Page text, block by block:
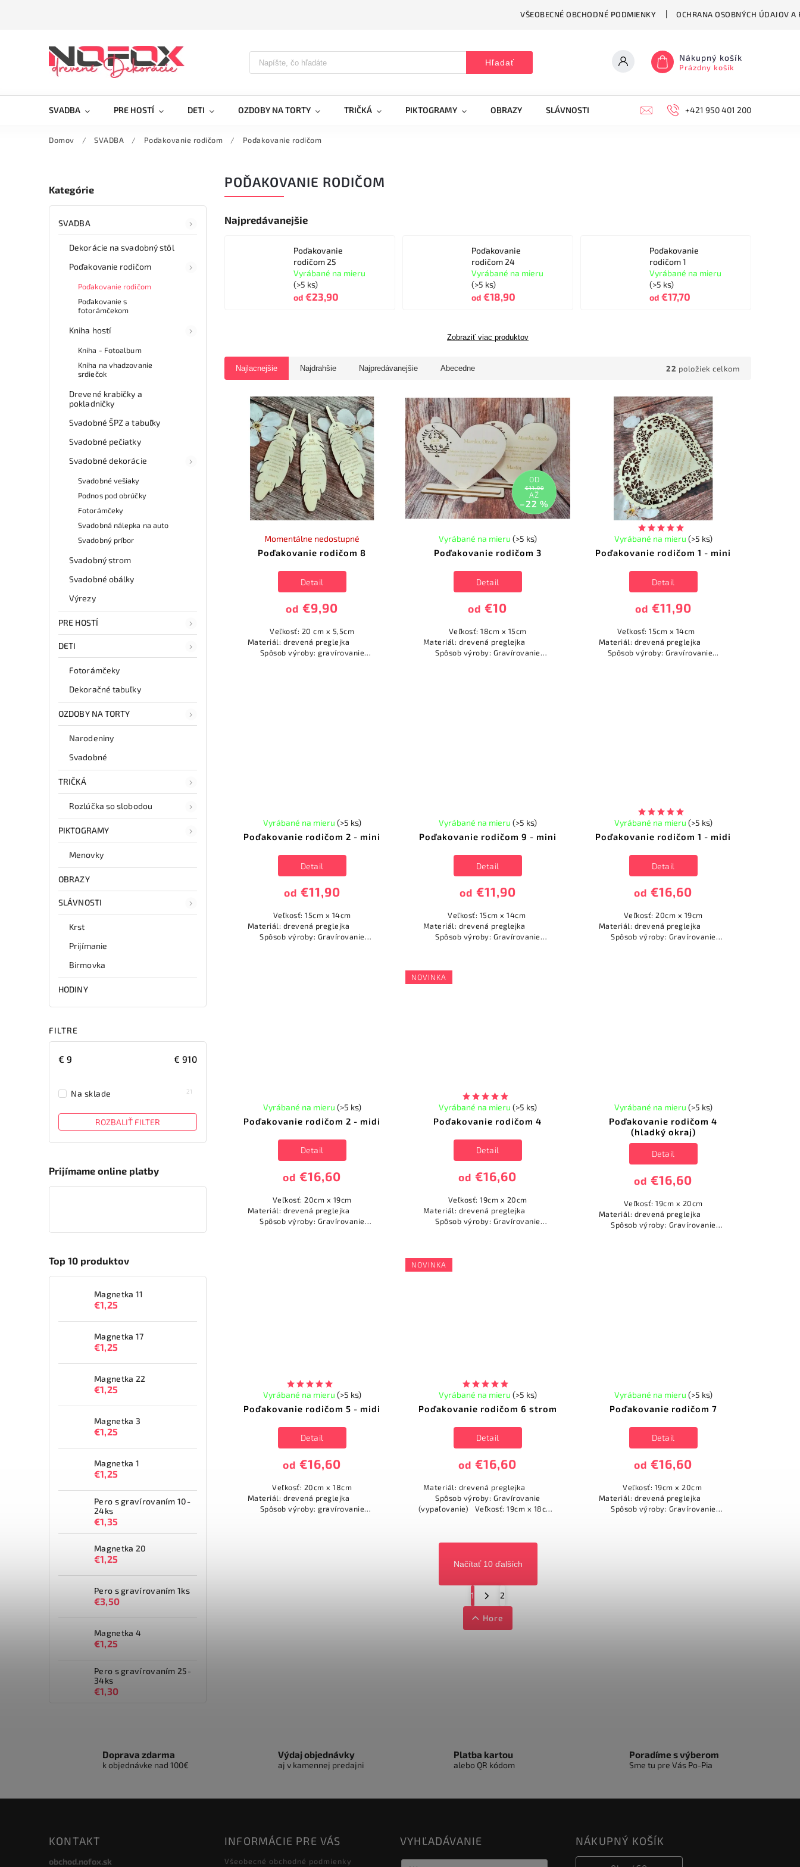
VŠEOBECNÉ OBCHODNÉ PODMIENKY OCHRANA OSOBNÝCH ÚDAJOV A
Hľadať Nákupný košík
Prázdny košík
SVADBA PRE HOSTÍ DETI OZDOBY NA TORTY TRIČKÁ PIKTOGRAMY OBRAZY SLÁVNOSTI HODINY KONTAKT VŠEOBECNÉ
+421 950 401 200
Domov / SVADBA / Poďakovanie rodičom / Poďakovanie rodičom
Kategórie
SVADBA
Dekorácie na svadobný stôl
Poďakovanie rodičom
Poďakovanie rodičom
Poďakovanie s
fotorámčekom
Kniha hostí
Kniha - Fotoalbum
Kniha na vhadzovanie
srdiečok
Drevené krabičky a
pokladničky
Svadobné ŠPZ a tabuľky
Svadobné pečiatky
Svadobné dekorácie
Svadobné vešiaky
Podnos pod obrúčky
Fotorámčeky
Svadobná nálepka na auto
Svadobný príbor
Svadobný strom
Svadobné obálky
Výrezy
PRE HOSTÍ
DETI
Fotorámčeky
Dekoračné tabuľky
OZDOBY NA TORTY
Narodeniny
Svadobné
TRIČKÁ
Rozlúčka so slobodou
PIKTOGRAMY
Menovky
OBRAZY
SLÁVNOSTI
Krst
Prijímanie
Birmovka
HODINY
FILTRE
€ 9 € 910
Na sklade 21
ROZBALIŤ FILTER
Prijímame online platby
Top 10 produktov
Magnetka 11
€1,25
Magnetka 17
€1,25
Magnetka 22
€1,25
Magnetka 3
€1,25
Magnetka 1
€1,25
Pero s gravírovaním 10-
24ks
€1,35
Magnetka 20
€1,25
Pero s gravírovaním 1ks
€3,50
Magnetka 4
€1,25
Pero s gravírovaním 25-
34ks
€1,30
POĎAKOVANIE RODIČOM
Najpredávanejšie
Poďakovanie
rodičom 25
Vyrábané na mieru
(>5 ks)
od €23,90
Poďakovanie
rodičom 24
Vyrábané na mieru
(>5 ks)
od€18,90
Poďakovanie
rodičom 1
Vyrábané na mieru
(>5 ks)
od€17,70
Zobraziť viac produktov
Najlacnejšie Najdrahšie Najpredávanejšie Abecedne 22 položiek celkom
Poďakovanie rodičom 8
Momentálne nedostupné
od €9,90
Detail
Veľkosť: 20 cm x 5,5cm
Materiál: drevená preglejka
Spôsob výroby: gravírovanie
OD
€11,90
AŽ
–22 %
Poďakovanie rodičom 3
Vyrábané na mieru (>5 ks)
od €10
Detail
Veľkosť: 18cm x 15cm
Materiál: drevená preglejka
Spôsob výroby: Gravírovanie
Poďakovanie rodičom 1 - mini
Vyrábané na mieru (>5 ks)
od €11,90
Detail
Veľkosť: 15cm x 14cm
Materiál: drevená preglejka
Spôsob výroby: Gravírovanie...
Poďakovanie rodičom 2 - mini
Vyrábané na mieru (>5 ks)
od €11,90
Detail
Veľkosť: 15cm x 14cm
Materiál: drevená preglejka
Spôsob výroby: Gravírovanie
Poďakovanie rodičom 9 - mini
Vyrábané na mieru (>5 ks)
od €11,90
Detail
Veľkosť: 15cm x 14cm
Materiál: drevená preglejka
Spôsob výroby: Gravírovanie
Poďakovanie rodičom 1 - midi
Vyrábané na mieru (>5 ks)
od €16,60
Detail
Veľkosť: 20cm x 19cm
Materiál: drevená preglejka
Spôsob výroby: Gravírovanie
Poďakovanie rodičom 2 - midi
Vyrábané na mieru (>5 ks)
od €16,60
Detail
Veľkosť: 20cm x 19cm
Materiál: drevená preglejka
Spôsob výroby: Gravírovanie
NOVINKA
Poďakovanie rodičom 4
Vyrábané na mieru (>5 ks)
od €16,60
Detail
Veľkosť: 19cm x 20cm
Materiál: drevená preglejka
Spôsob výroby: Gravírovanie
Poďakovanie rodičom 4
(hladký okraj)
Vyrábané na mieru (>5 ks)
od €16,60
Detail
Veľkosť: 19cm x 20cm
Materiál: drevená preglejka
Spôsob výroby: Gravírovanie
Poďakovanie rodičom 5 - midi
Vyrábané na mieru (>5 ks)
od €16,60
Detail
Veľkosť: 20cm x 18cm
Materiál: drevená preglejka
Spôsob výroby: gravírovanie
NOVINKA
Poďakovanie rodičom 6 strom
Vyrábané na mieru (>5 ks)
od €16,60
Detail
Materiál: drevená preglejka
Spôsob výroby: Gravírovanie
(vypaľovanie) Veľkosť: 19cm x 18cm
Poďakovanie rodičom 7
Vyrábané na mieru (>5 ks)
od €16,60
Detail
Veľkosť: 19cm x 20cm
Materiál: drevená preglejka
Spôsob výroby: Gravírovanie
Načítať 10 ďalších
1 2
Hore
Doprava zdarma
k objednávke nad 100€
Výdaj objednávky
aj v kamennej predajni
Platba kartou
alebo QR kódom
Poradíme s výberom
Sme tu pre Vás Po-Pia
KONTAKT
obchod.nofox.sk
INFORMÁCIE PRE VÁS
Všeobecné obchodné podmienky
VYHĽADÁVANIE NÁKUPNÝ KOŠÍK